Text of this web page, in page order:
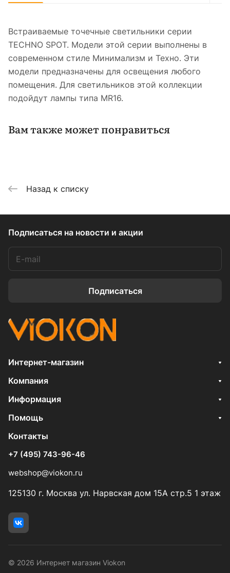
Встраиваемые точечные светильники серии
TECHNO SPOT. Модели этой серии выполнены в
современном стиле Минимализм и Техно. Эти
модели предназначены для освещения любого
помещения. Для светильников этой коллекции
подойдут лампы типа MR16.
Вам также может понравиться
Назад к списку
Подписаться на новости и акции
Подписаться
Интернет-магазин
Компания
Информация
Помощь
Контакты
+7 (495) 743-96-46
webshop@viokon.ru
125130 г. Москва ул. Нарвская дом 15А стр.5 1 этаж
© 2026 Интернет магазин Viokon